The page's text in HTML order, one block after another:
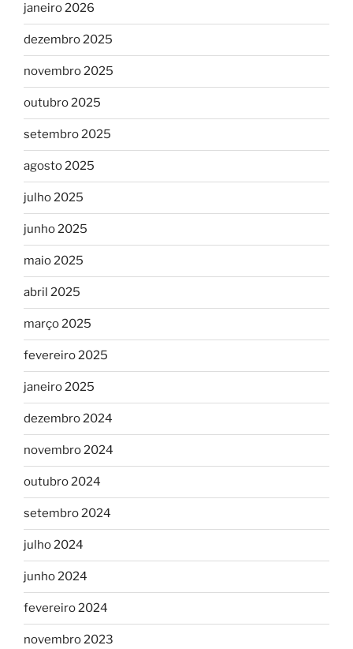
janeiro 2026
dezembro 2025
novembro 2025
outubro 2025
setembro 2025
agosto 2025
julho 2025
junho 2025
maio 2025
abril 2025
março 2025
fevereiro 2025
janeiro 2025
dezembro 2024
novembro 2024
outubro 2024
setembro 2024
julho 2024
junho 2024
fevereiro 2024
novembro 2023